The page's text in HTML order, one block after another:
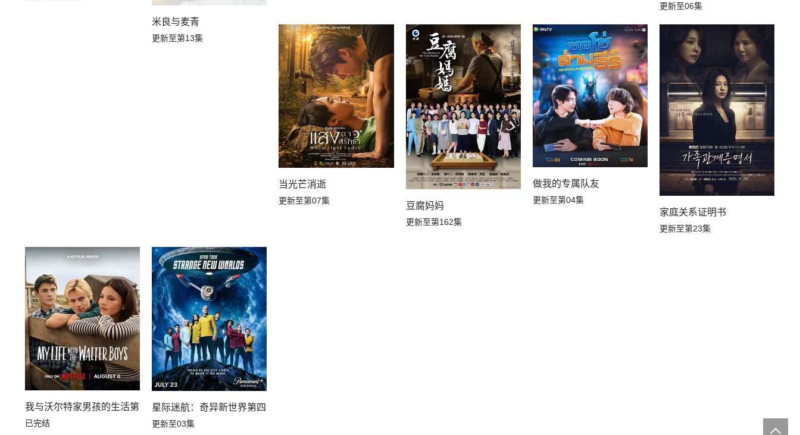
米良与麦青
更新至第13集
更新至06集
当光芒消逝
更新至第07集 豆腐妈妈
更新至第162集
做我的专属队友
更新至第04集
家庭关系证明书
更新至第23集
我与沃尔特家男孩的生活第三季
已完结
星际迷航：奇异新世界第四季
更新至03集